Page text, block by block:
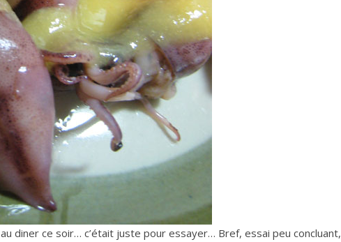
diner ce soir… c’était juste pour essayer… Bref, essai peu concluant,